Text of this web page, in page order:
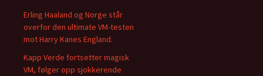
Erling Haaland og Norge står
overfor den ultimate VM-testen
mot Harry Kanes England.
Kapp Verde fortsetter magisk
VM, følger opp sjokkerende